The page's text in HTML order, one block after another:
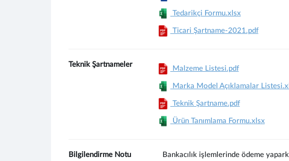
Tedarikçi Formu.xlsx
Ticari Şartname-2021.pdf
Teknik Şartnameler
Malzeme Listesi.pdf
Marka Model Açıklamalar
Teknik Şartname.pdf
Ürün Tanımlama Formu.xlsx
Bilgilendirme Notu
Bankacılık işlemlerinde ödeme